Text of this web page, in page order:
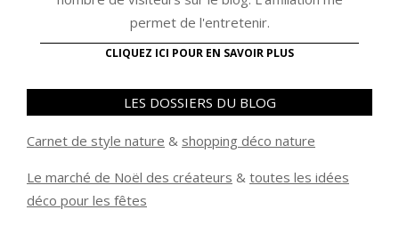
permet de l'entretenir.
CLIQUEZ ICI POUR EN SAVOIR PLUS
LES DOSSIERS DU BLOG
Carnet de style nature & shopping déco nature
Le marché de Noël des créateurs & toutes les idées
déco pour les fêtes